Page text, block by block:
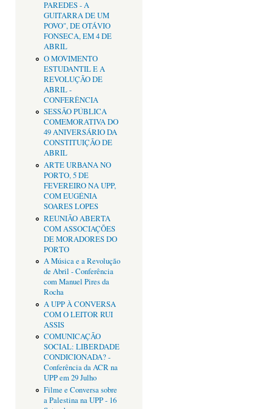
PAREDES - A
GUITARRA DE UM
POVO", DE OTÁVIO
FONSECA, EM 4 DE
ABRIL
O MOVIMENTO
ESTUDANTIL E A
REVOLUÇÃO DE
ABRIL -
CONFERÊNCIA
SESSÃO PÚBLICA
COMEMORATIVA DO
49 ANIVERSÁRIO DA
CONSTITUIÇÃO DE
ABRIL
ARTE URBANA NO
PORTO, 5 DE
FEVEREIRO NA UPP,
COM EUGÉNIA
SOARES LOPES
REUNIÃO ABERTA
COM ASSOCIAÇÕES
DE MORADORES DO
PORTO
A Música e a Revolução
de Abril - Conferência
com Manuel Pires da
Rocha
A UPP À CONVERSA
COM O LEITOR RUI
ASSIS
COMUNICAÇÃO
SOCIAL: LIBERDADE
CONDICIONADA? -
Conferência da ACR na
UPP em 29 Julho
Filme e Conversa sobre
a Palestina na UPP - 16